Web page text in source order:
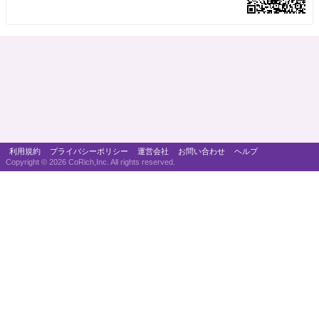
利用規約 プライバシーポリシー 運営会社 お問い合わせ
ヘルプ
Copyright © 2026 CoRich,Inc. All rights reserved.